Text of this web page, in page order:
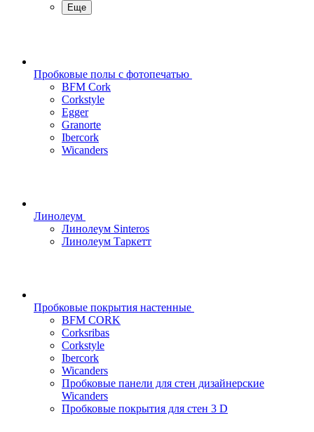
Еще
Пробковые полы с фотопечатью
BFM Cork
Corkstyle
Egger
Granorte
Ibercork
Wicanders
Линолеум
Линолеум Sinteros
Линолеум Таркетт
Пробковые покрытия настенные
BFM CORK
Corksribas
Corkstyle
Ibercork
Wicanders
Пробковые панели для стен дизайнерские
Wicanders
Пробковые покрытия для стен 3 D